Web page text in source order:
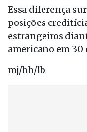
Essa diferença
posições
estrangeiros
americano em 30
mj/hh/lb